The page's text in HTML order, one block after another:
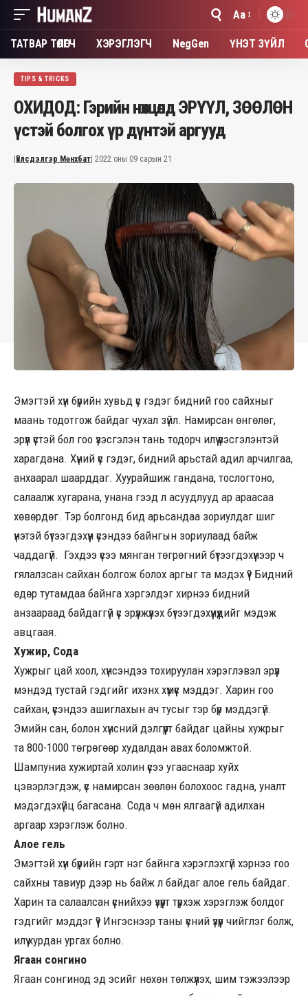
Font
Resizer
Aa
ТАТВАР ТӨЛӨГЧ ХЭРЭГЛЭГЧ NegGen ҮНЭТ ЗҮЙЛ
TIPS & TRICKS
ОХИДОД: Гэрийн нөхцөлд ЭРҮҮЛ, ЗӨӨЛӨН
үстэй болгох үр дүнтэй аргууд
Үйлсдэлгэр Мөнхбат | 2022 оны 09 сарын 21
Эмэгтэй хүн бүрийн хувьд үс гэдэг бидний гоо сайхныг
маань тодотгож байдаг чухал зүйл. Намирсан өнгөлөг,
эрүүл үстэй бол гоо үзэсгэлэн тань тодорч илүү үзэсгэлэнтэй
харагдана. Хүний үс гэдэг, бидний арьстай адил арчилгаа,
анхаарал шаарддаг. Хуурайшиж гандана, тослогтоно,
салаалж хугарана, унана гээд л асуудлууд ар араасаа
хөвөрдөг. Тэр болгонд бид арьсандаа зориулдаг шиг
үнэтэй бүтээгдэхүүн үсэндээ байнгын зориулаад байж
чаддагүй. Гэхдээ үсээ мянган төгрөгний бүтээгдэхүүнээр ч
гялалзсан сайхан болгож болох аргыг та мэдэх үү? Бидний
өдөр тутамдаа байнга хэргэлдэг хирнээ бидний
анзаараад байдаггүй үс эрүүлжүүлэх бүтээгдэхүүнүүдийг мэдэж
авцгаая.
Хужир, Сода
Хужрыг цай хоол, хүнсэндээ тохируулан хэрэглэвэл эрүүл
мэндэд тустай гэдгийг ихэнх хүмүүс мэддэг. Харин гоо
сайхан, үсэндээ ашиглахын ач тусыг тэр бүр мэддэгүй.
Эмийн сан, болон хүнсний дэлгүүрт байдаг цайны хужрыг
та 800-1000 төгрөгөөр худалдан авах боломжтой.
Шампуниа хужиртай холин үсээ угааснаар хуйх
цэвэрлэгдэж, үс намирсан зөөлөн болохоос гадна, уналт
мэдэгдэхүйц багасана. Сода ч мөн ялгаагүй адилхан
аргаар хэрэглэж болно.
Алое гель
Эмэгтэй хүн бүрийн гэрт нэг байнга хэрэглэхгүй хэрнээ гоо
сайхны тавиур дээр нь байж л байдаг алое гель байдаг.
Харин та салаалсан үснийхээ үзүүрт түрхэж хэрэглэж болдог
гэдгийг мэддэг үү? Ингэснээр таны үсний үзүүр чийглэг болж,
илүү хурдан ургах болно.
Ягаан сонгино
Ягаан сонгинод эд эсийг нөхөн төлжүүлэх, шим тэжээлээр